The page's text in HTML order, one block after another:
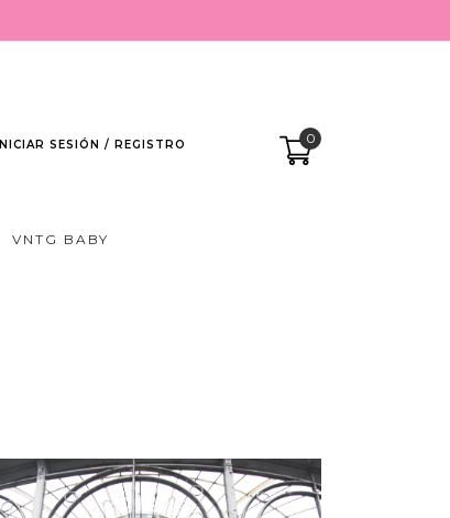
SESIÓN / REGISTRO 0
VNTG BABY